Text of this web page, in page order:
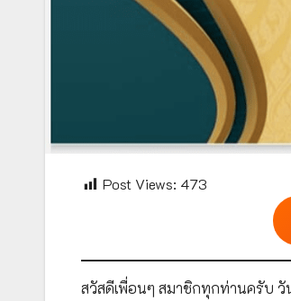
Post Views: 473
สวัสดีเพื่อนๆ สมาชิกทุกท่านครับ วั